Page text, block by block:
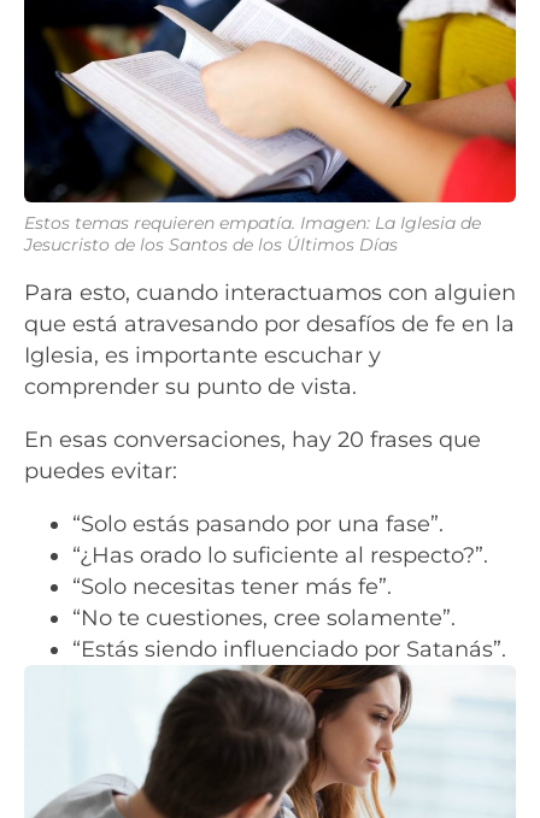
Estos temas requieren empatía. Imagen: La Iglesia de
Jesucristo de los Santos de los Últimos Días
Para esto, cuando interactuamos con alguien
que está atravesando por desafíos de fe en la
Iglesia, es importante escuchar y
comprender su punto de vista.
En esas conversaciones, hay 20 frases que
puedes evitar:
“Solo estás pasando por una fase”.
“¿Has orado lo suficiente al respecto?”.
“Solo necesitas tener más fe”.
“No te cuestiones, cree solamente”.
“Estás siendo influenciado por Satanás”.